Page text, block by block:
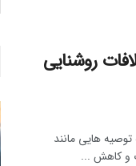
روشنایی
هایی مانند
و کاهش ...